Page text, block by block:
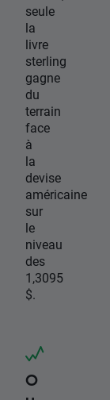
seule
la
livre
sterling
gagne
du
terrain
face
à
la
devise
américaine
sur
le
niveau
des
1,3095
$.
O